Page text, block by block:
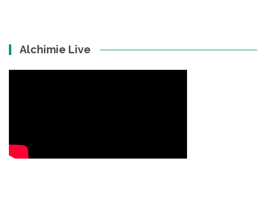
Alchimie Live